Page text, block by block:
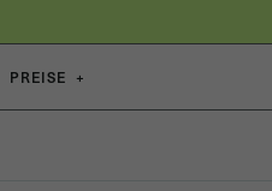
PREISE +